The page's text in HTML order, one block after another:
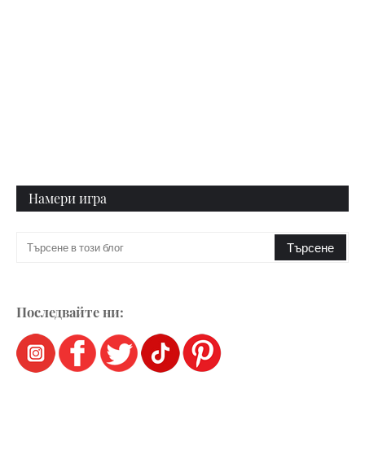
Намери игра
Последвайте ни: